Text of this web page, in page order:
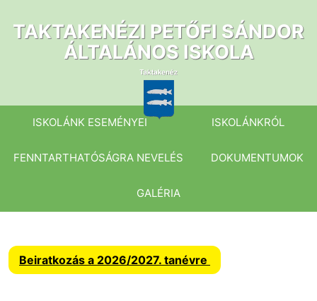
tartalomhoz
TAKTAKENÉZI PETŐFI SÁNDOR
ÁLTALÁNOS ISKOLA
ISKOLÁNK ESEMÉNYEI ISKOLÁNKRÓL
FENNTARTHATÓSÁGRA NEVELÉS DOKUMENTUMOK
GALÉRIA
Beiratkozás a 2026/2027. tanévre